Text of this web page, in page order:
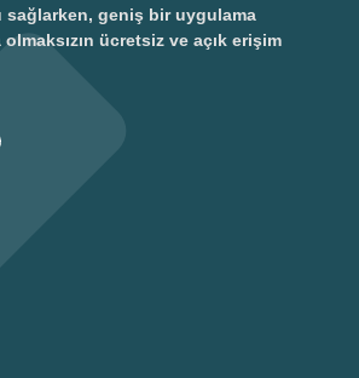
sağlarken, geniş bir uygulama
ücretsiz ve açık erişim